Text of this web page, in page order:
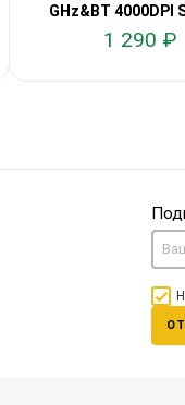
GHz&BT 4000DPI
1 290 ₽